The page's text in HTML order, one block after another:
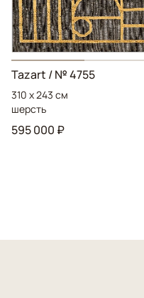
Tazart / № 4755
310 x 243 см
шерсть
595 000 ₽